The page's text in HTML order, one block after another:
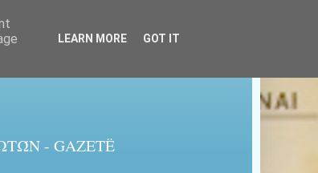
- GAZETË
LEARN MORE GOT IT